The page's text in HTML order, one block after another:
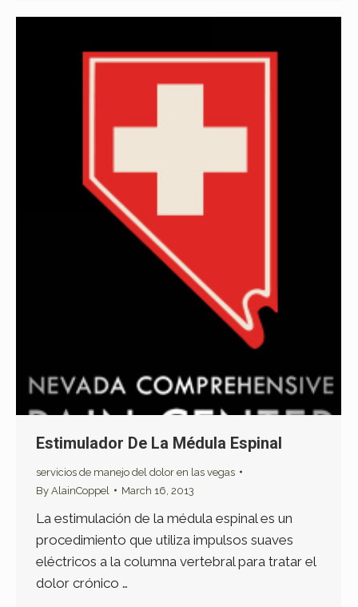
Estimulador De La Médula Espinal
servicios de manejo del dolor en las vegas
By AlainCoppel March 16, 2013
La estimulación de la médula espinal es un
procedimiento que utiliza impulsos suaves
eléctricos a la columna vertebral para tratar el
dolor crónico …